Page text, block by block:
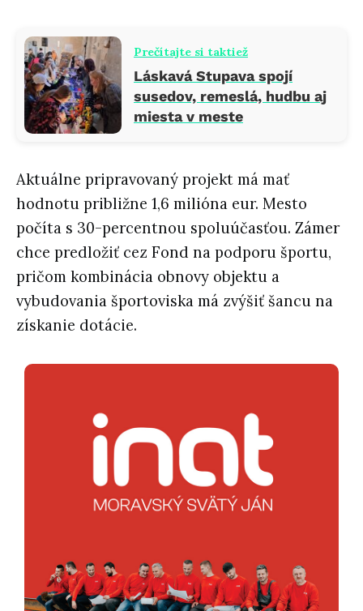
Prečítajte si taktiež
Láskavá Stupava spojí
susedov, remeslá, hudbu aj
miesta v meste
Aktuálne pripravovaný projekt má mať
hodnotu približne 1,6 milióna eur. Mesto
počíta s 30-percentnou spoluúčasťou. Zámer
chce predložiť cez Fond na podporu športu,
pričom kombinácia obnovy objektu a
vybudovania športoviska má zvýšiť šancu na
získanie dotácie.